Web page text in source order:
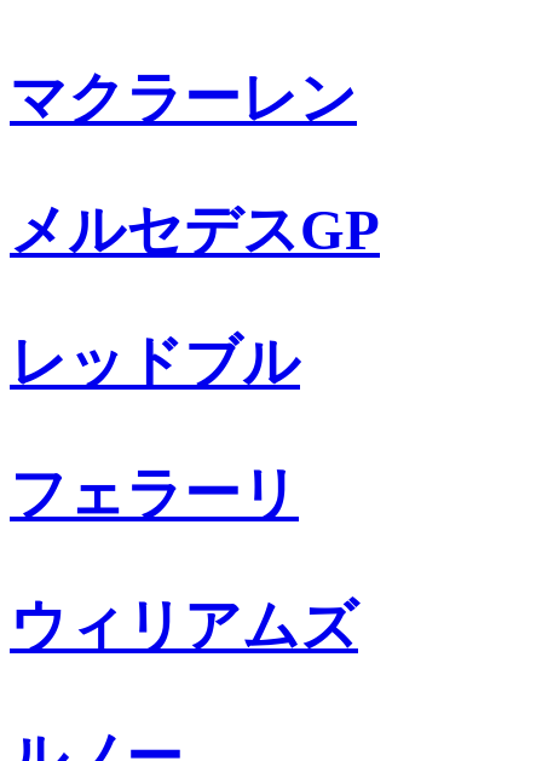
マクラーレン
メルセデスGP
レッドブル
フェラーリ
ウィリアムズ